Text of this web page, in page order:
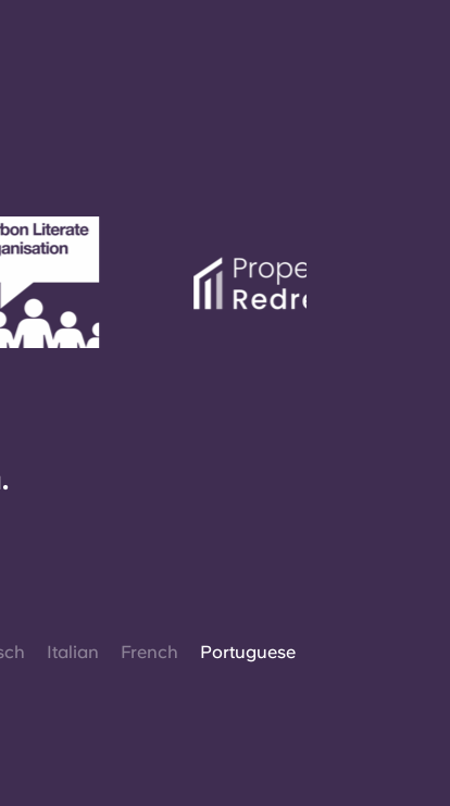
Italian French Portuguese